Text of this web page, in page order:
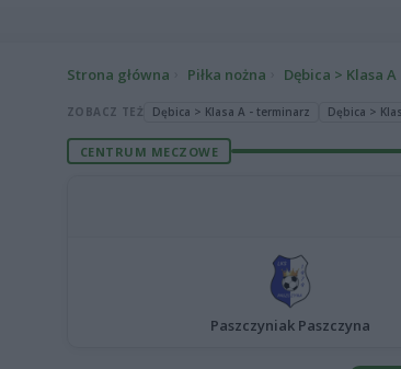
Strona główna Piłka nożna Dębica > Klasa A
ZOBACZ TEŻ Dębica > Klasa A - terminarz Dębica >
CENTRUM MECZOWE
Paszczyniak Paszczyna